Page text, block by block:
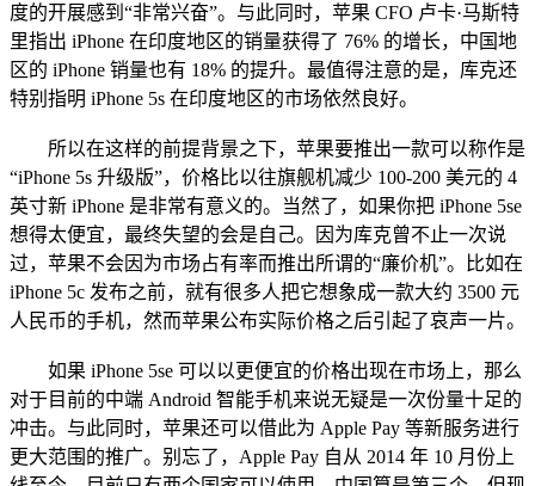
度的开展感到“非常兴奋”。与此同时，苹果 CFO 卢卡·马斯特
里指出 iPhone 在印度地区的销量获得了 76% 的增长，中国地
区的 iPhone 销量也有 18% 的提升。最值得注意的是，库克还
特别指明 iPhone 5s 在印度地区的市场依然良好。
所以在这样的前提背景之下，苹果要推出一款可以称作是
“iPhone 5s 升级版”，价格比以往旗舰机减少 100-200 美元的 4
英寸新 iPhone 是非常有意义的。当然了，如果你把 iPhone 5se
想得太便宜，最终失望的会是自己。因为库克曾不止一次说
过，苹果不会因为市场占有率而推出所谓的“廉价机”。比如在
iPhone 5c 发布之前，就有很多人把它想象成一款大约 3500 元
人民币的手机，然而苹果公布实际价格之后引起了哀声一片。
如果 iPhone 5se 可以以更便宜的价格出现在市场上，那么
对于目前的中端 Android 智能手机来说无疑是一次份量十足的
冲击。与此同时，苹果还可以借此为 Apple Pay 等新服务进行
更大范围的推广。别忘了，Apple Pay 自从 2014 年 10 月份上